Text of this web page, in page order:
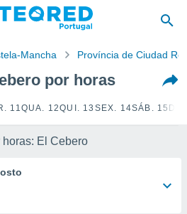
Mancha Província de Ciudad
por horas
11QUA. 12QUI. 13 SEX. 14SÁB. 15
El Cebero